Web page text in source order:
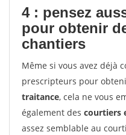
4 : pensez
pour obtenir
chantiers
Même si vous avez déjà
prescripteurs pour
traitance, cela ne vous
également des courtiers
assez semblable au